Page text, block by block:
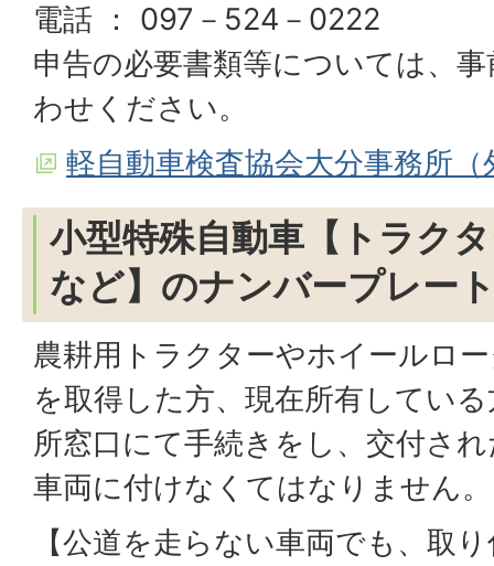
電話 ： 097－524－0222
申告の必要書類等については、
わせください。
軽自動車検査協会大分事務所
小型特殊自動車【トラク
など】のナンバープレー
農耕用トラクターやホイールロ
を取得した方、現在所有してい
所窓口にて手続きをし、交付さ
車両に付けなくてはなりません。
【公道を走らない車両でも、取